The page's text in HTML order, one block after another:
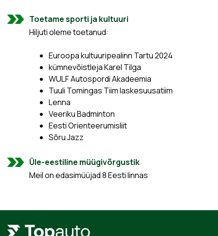
Toetame sporti ja kultuuri
Hiljuti oleme toetanud:
Euroopa kultuuripealinn Tartu 2024
kümnevõistleja Karel Tilga
WULF Autospordi Akadeemia
Tuuli Tomingas Tiim laskesuusatiim
Lenna
Veeriku Badminton
Eesti Orienteerumisliit
Sõru Jazz
Üle-eestiline müügivõrgustik
Meil on edasimüüjad 8 Eesti linnas